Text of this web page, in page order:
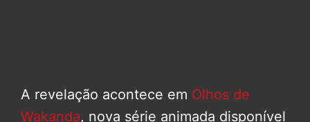
A revelação acontece em Olhos de
Wakanda, nova série animada disponível